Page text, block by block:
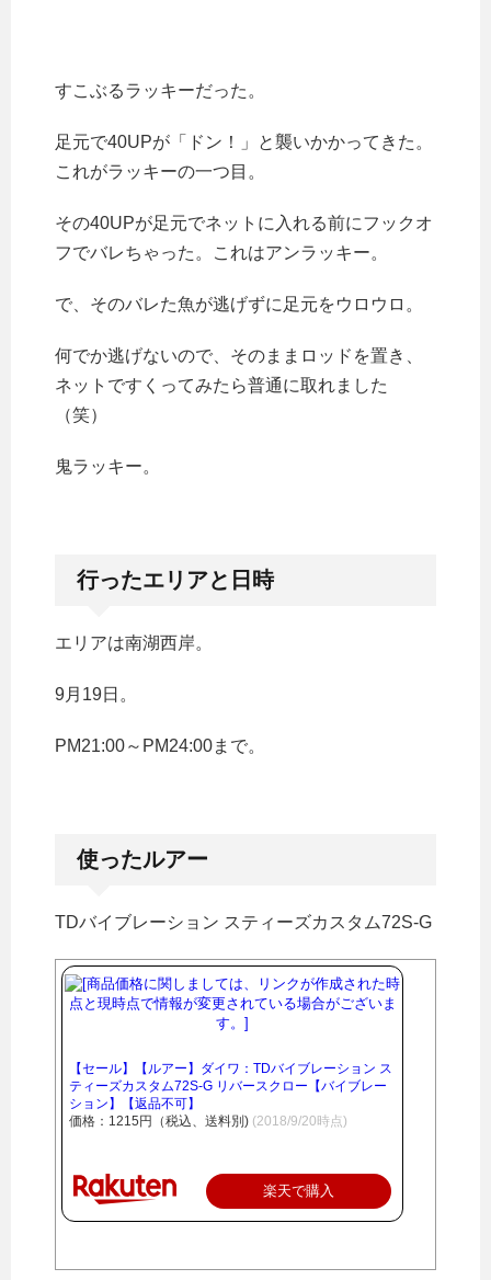
すこぶるラッキーだった。
足元で40UPが「ドン！」と襲いかかってきた。
これがラッキーの一つ目。
その40UPが足元でネットに入れる前にフックオ
フでバレちゃった。これはアンラッキー。
で、そのバレた魚が逃げずに足元をウロウロ。
何でか逃げないので、そのままロッドを置き、
ネットですくってみたら普通に取れました
（笑）
鬼ラッキー。
行ったエリアと日時
エリアは南湖西岸。
9月19日。
PM21:00～PM24:00まで。
使ったルアー
TDバイブレーション スティーズカスタム72S-G
【セール】【ルアー】ダイワ：TDバイブレーション ス
ティーズカスタム72S-G リバースクロー【バイブレー
ション】【返品不可】
価格：1215円（税込、送料別) (2018/9/20時点)
楽天で購入